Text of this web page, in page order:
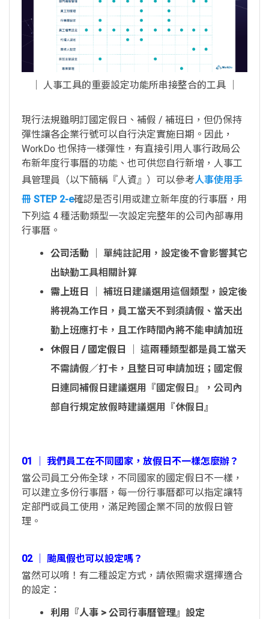
│ 人事工具的重要設定功能所串接整合的工具 │
現行法規雖明訂國定假日、補假 / 補班日，但仍保持
彈性讓各企業行號可以自行決定實施日期。因此，
WorkDo 也保持一樣彈性，有直接引用人事行政局公
布新年度行事曆的功能、也可供您自行新增，人事工
具管理員（以下簡稱『人資』）可以參考人事使用手
冊 STEP 2-e確認是否引用或建立新年度的行事曆，用
下列這 4 種活動類型一次設定完整年的公司內部專用
行事曆。
公司活動 │ 單純註記用，設定後不會影響其它
出缺勤工具相關計算
需上班日
│ 補班日建議選用這個類型，設定後
將視為工作日，員工當天不到須請假、當天出
勤上班應打卡，且工作時間內將不能申請加班
休假日 / 國定假日
│ 這兩種類型都是員工當天
不需請假／打卡，且整日可申請加班；國定假
日連同補假日建議選用『國定假日』，公司內
部自行規定放假時建議選用『休假日』
01 │ 我們員工在不同國家，放假日不一樣怎麼辦？
當公司員工分佈全球，不同國家的國定假日不一樣，
可以建立多份行事曆，每一份行事曆都可以指定讓特
定部門或員工使用，滿足跨國企業不同的放假日管
理。
02 │ 颱風假也可以設定嗎？
當然可以唷！有二種設定方式，請依照需求選擇適合
的設定：
利用『人事 > 公司行事曆管理』設定